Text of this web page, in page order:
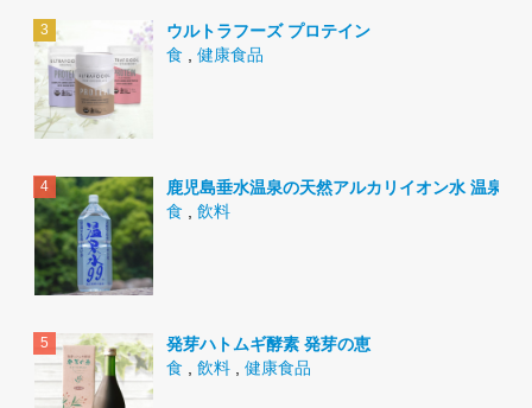
ウルトラフーズ プロテイン
食
健康食品
鹿児島垂水温泉の天然アルカリイオン水 温泉水
食
飲料
発芽ハトムギ酵素 発芽の恵
食
飲料 健康食品